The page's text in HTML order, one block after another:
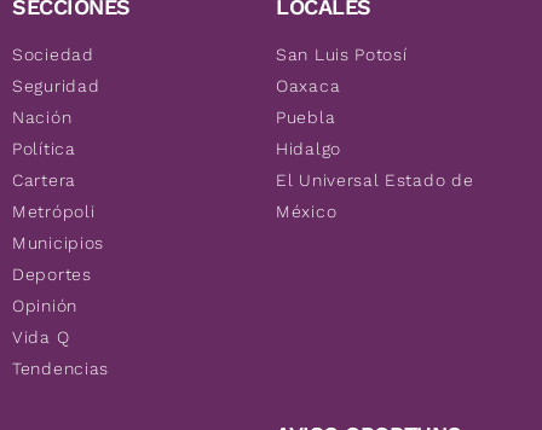
SECCIONES
Sociedad
Seguridad
Nación
Política
Cartera
Metrópoli
Municipios
Deportes
Opinión
Vida Q
Tendencias
LOCALES
San Luis Potosí
Oaxaca
Puebla
Hidalgo
El Universal Estado de
México